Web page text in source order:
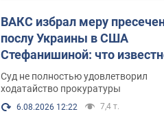
ВАКС избрал меру
послу Украины в США
Стефанишиной: что
деле
Суд не полностью удовлетворил
ходатайство прокуратуры
6.08.2026 12:22 7,4 т.